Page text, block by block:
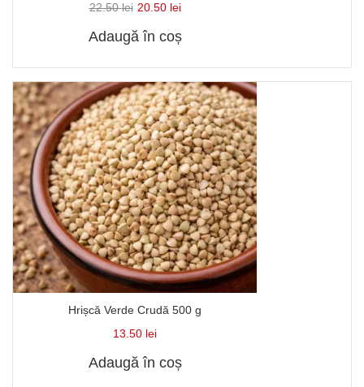
22.50lei 20.50 lei
Adaugă în coș
Hrișcă Verde Crudă 500 g
13.50 lei
Adaugă în coș